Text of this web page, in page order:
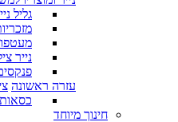
גליל
נייר
עזרה ראשונה
חינוך מיוחד